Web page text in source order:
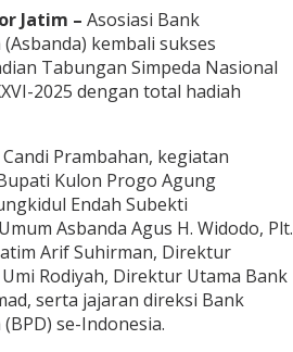
Jatim – Asosiasi Bank
kembali sukses
Tabungan Simpeda Nasional
2025 dengan total hadiah
Prambahan, kegiatan
Kulon Progo Agung
Endah Subekti
Asbanda Agus H. Widodo, Plt.
Arif Suhirman, Direktur
Rodiyah, Direktur Utama Bank
serta jajaran direksi Bank
se-Indonesia.